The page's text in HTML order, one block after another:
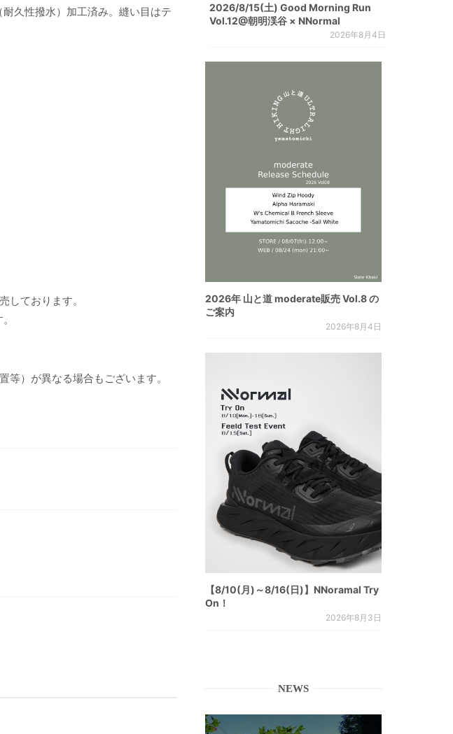
久性撥水）加工済み。縫い目はテ
しております。
）が異なる場合もございます。
2026/8/15(土) Good Morning Run
Vol.12@朝明渓谷 × NNormal
2026年8月4日
2026年 山と道 moderate販売 Vol.8 の
ご案内
2026年8月4日
【8/10(月)～8/16(日)】NNoramal Try
On！
2026年8月3日
NEWS